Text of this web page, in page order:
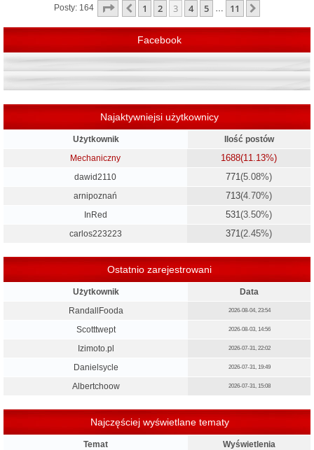
Posty: 164 Strona z11
Poprzednia
1 2 3 4 5 … 11
Facebook
Najaktywniejsi użytkownicy
Użytkownik
Ilość postów
Mechaniczny
1688(11.13%)
dawid2110 771 (5.08%)
arnipoznań 713(4.70%)
InRed 531 (3.50%)
carlos223223 371 (2.45%)
Ostatnio zarejestrowani
Użytkownik
Data
RandallFooda
2026-08-04, 23:54
Scotttwept 2026-08-03, 14:56
Izimoto.pl 2026-07-31, 22:02
Danielsycle 2026-07-31, 19:49
Albertchoow 2026-07-31, 15:08
Najczęściej wyświetlane tematy
Temat
Wyświetlenia